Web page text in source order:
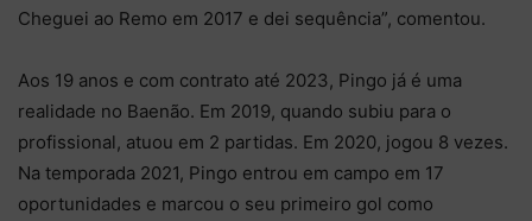
Cheguei ao Remo em 2017 e dei sequência”, comentou.
Aos 19 anos e com contrato até 2023, Pingo já é uma
realidade no Baenão. Em 2019, quando subiu para o
profissional, atuou em 2 partidas. Em 2020, jogou 8 vezes.
Na temporada 2021, Pingo entrou em campo em 17
oportunidades e marcou o seu primeiro gol como